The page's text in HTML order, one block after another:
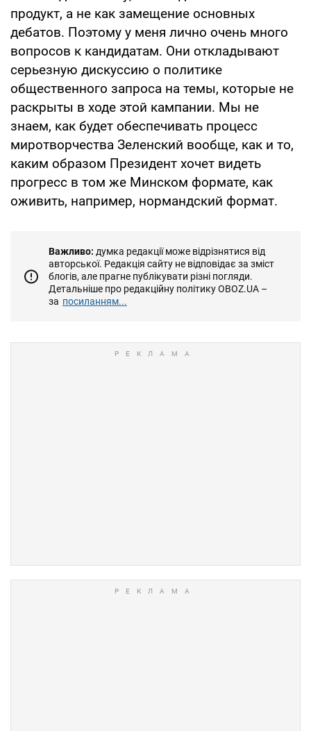
продукт, а не как замещение основных
дебатов. Поэтому у меня лично очень много
вопросов к кандидатам. Они откладывают
серьезную дискуссию о политике
общественного запроса на темы, которые не
раскрыты в ходе этой кампании. Мы не
знаем, как будет обеспечивать процесс
миротворчества Зеленский вообще, как и то,
каким образом Президент хочет видеть
прогресс в том же Минском формате, как
оживить, например, нормандский формат.
Важливо: думка редакції може відрізнятися від
авторської. Редакція сайту не відповідає за зміст
блогів, але прагне публікувати різні погляди.
Детальніше про редакційну політику OBOZ.UA –
за посиланням...